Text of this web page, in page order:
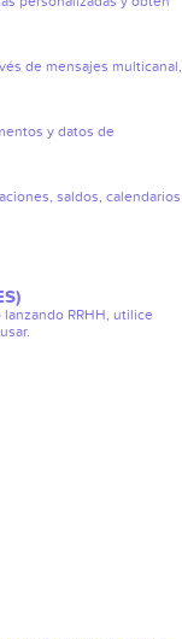
de mensajes multicanal,
y datos de
saldos, calendarios
RRHH, utilice